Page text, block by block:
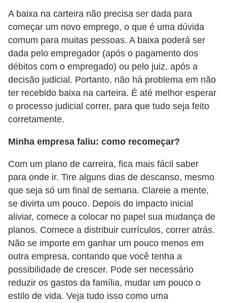
A baixa na carteira não precisa ser dada para
começar um novo emprego, o que é uma dúvida
comum para muitas pessoas. A baixa poderá ser
dada pelo empregador (após o pagamento dos
débitos com o empregado) ou pelo juiz, após a
decisão judicial. Portanto, não há problema em não
ter recebido baixa na carteira. É até melhor esperar
o processo judicial correr, para que tudo seja feito
corretamente.
Minha empresa faliu: como recomeçar?
Com um plano de carreira, fica mais fácil saber
para onde ir. Tire alguns dias de descanso, mesmo
que seja só um final de semana. Clareie a mente,
se divirta um pouco. Depois do impacto inicial
aliviar, comece a colocar no papel sua mudança de
planos. Comece a distribuir currículos, correr atrás.
Não se importe em ganhar um pouco menos em
outra empresa, contando que você tenha a
possibilidade de crescer. Pode ser necessário
reduzir os gastos da família, mudar um pouco o
estilo de vida. Veja tudo isso como uma